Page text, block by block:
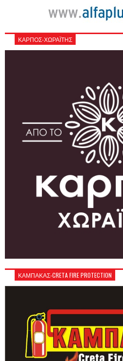
ΚΑΡΠΟΣ-ΧΩΡΑΪΤΗΣ
ΚΑΜΠΑΚΑΣ-CRETA FIRE PROTECTION